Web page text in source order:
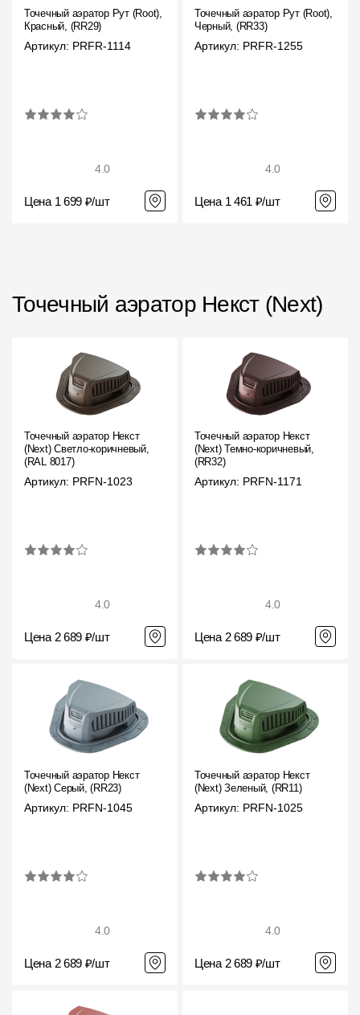
Сертификаты
Текстуры
Статьи
Конструктор
Компания
О компании
Контакты
Качество фасадов
Отправка рекламации
Предложения по сотрудничеству
Отзывы
Где купить?
site@docke.ru
125212, Россия, Москва, Головинское ш., д. 5, стр. 1
Точечный аэратор Рут (Root),
Красный, (RR29)
Артикул: PRFR-1114
4.0
Цена 1 699 ₽/шт
Точечный аэратор Рут (Root),
Черный, (RR33)
Артикул: PRFR-1255
4.0
Цена 1 461 ₽/шт
Точечный аэратор Некст (Next)
Точечный аэратор Некст
(Next) Светло-коричневый,
(RAL 8017)
Артикул: PRFN-1023
4.0
Цена 2 689 ₽/шт
Точечный аэратор Некст
(Next) Темно-коричневый,
(RR32)
Артикул: PRFN-1171
4.0
Цена 2 689 ₽/шт
Точечный аэратор Некст
(Next) Серый, (RR23)
Артикул: PRFN-1045
4.0
Цена 2 689 ₽/шт
Точечный аэратор Некст
(Next) Зеленый, (RR11)
Артикул: PRFN-1025
4.0
Цена 2 689 ₽/шт